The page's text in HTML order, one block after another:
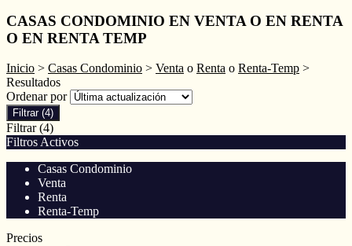
CASAS CONDOMINIO EN VENTA O EN RENTA
O EN RENTA TEMP
Inicio > Casas Condominio > Venta o Renta o Renta-Temp >
Resultados
Ordenar por
Filtrar (4)
Filtrar (4)
Filtros Activos
Casas Condominio
Venta
Renta
Renta-Temp
Precios